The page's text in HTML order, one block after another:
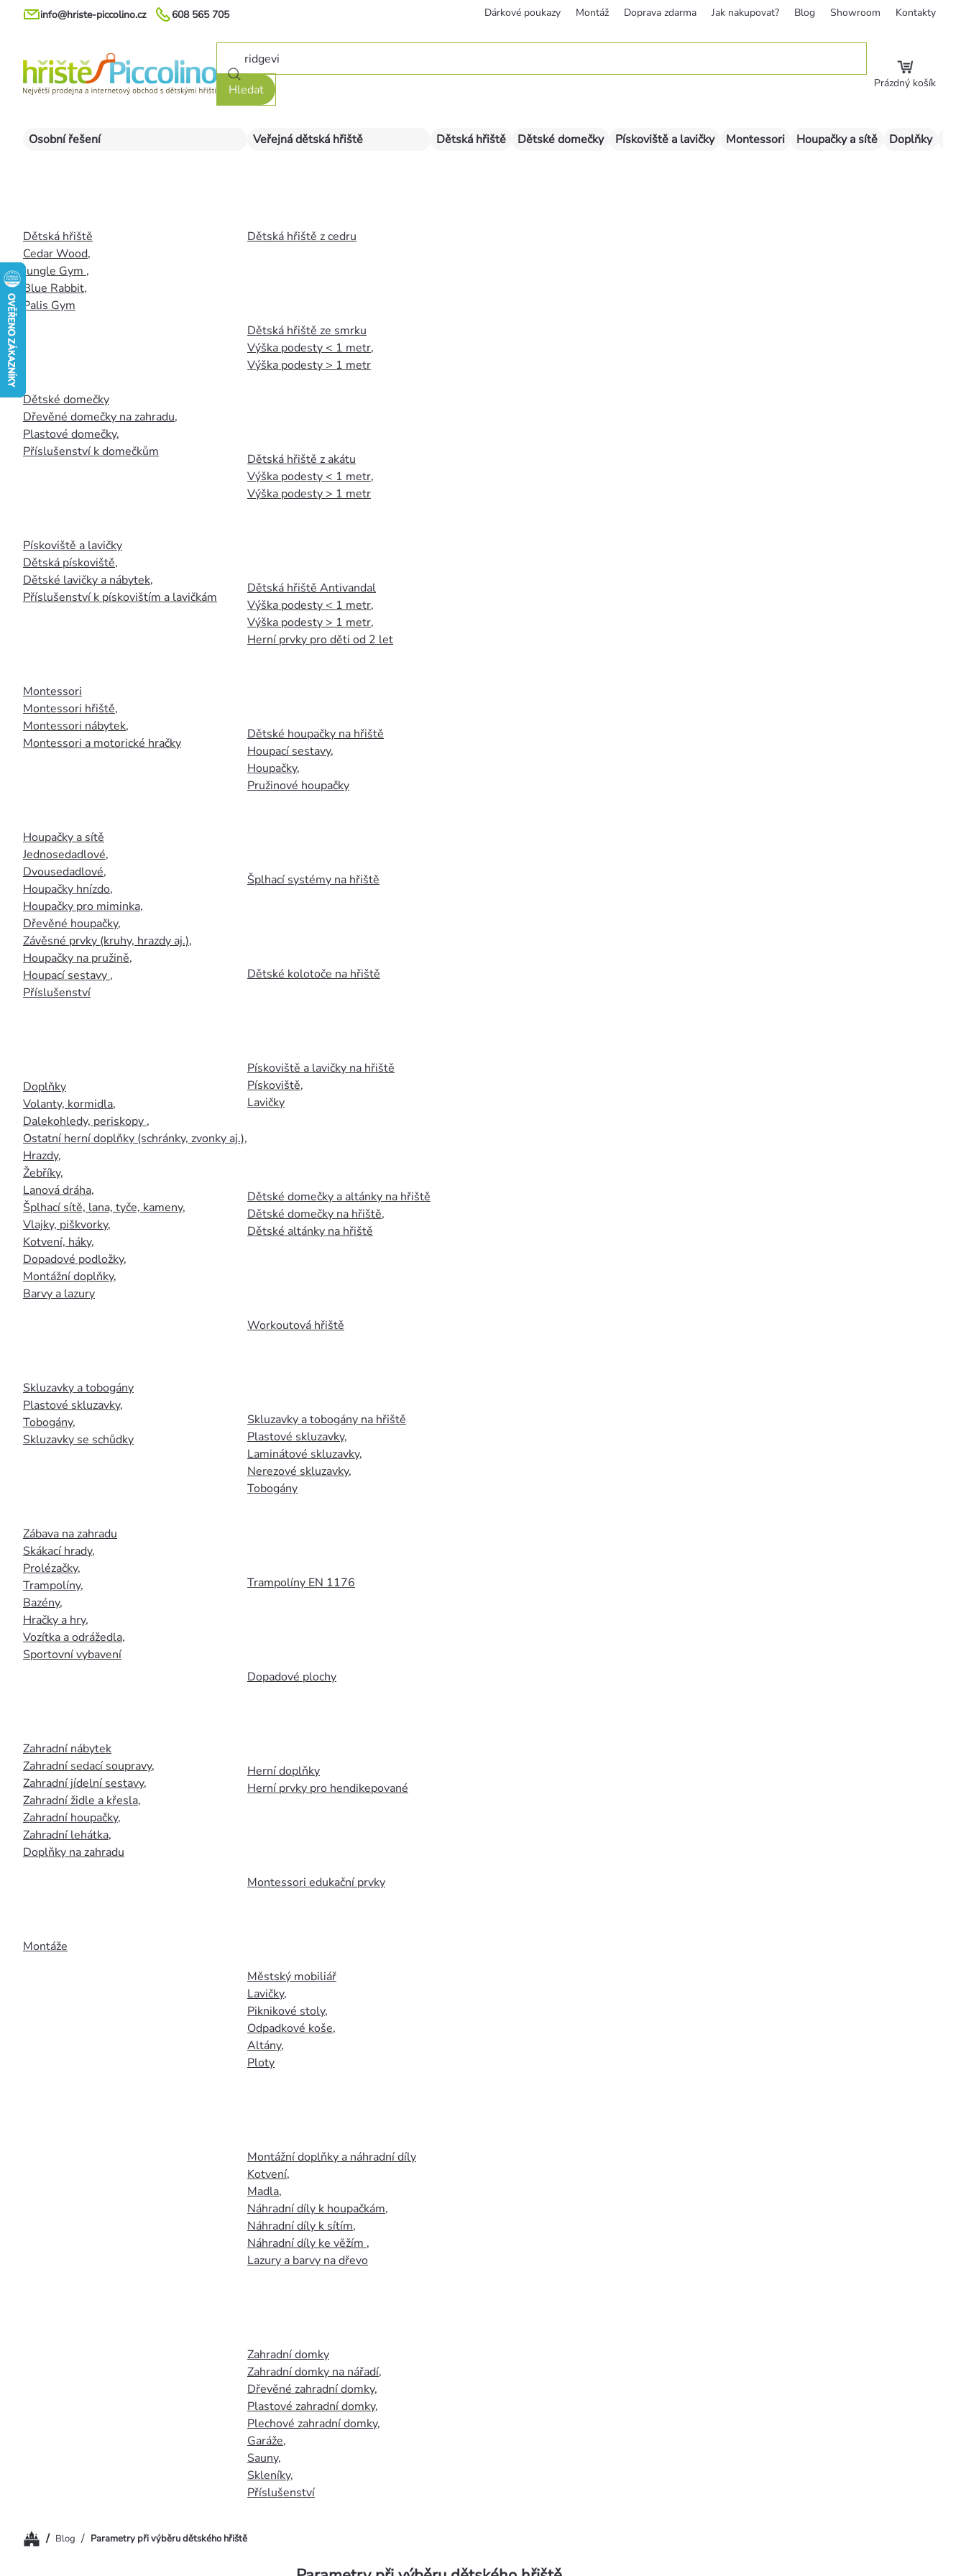
Přejít
608 565 705
info@hriste-piccolino.cz Dárkové poukazy Montáž Doprava zdarma Jak nakupovat? Blog Showroom Kontakty
Hledat Prázdný košík
Osobní řešení
Dětská hřiště
Cedar Wood,
Jungle Gym ,
Blue Rabbit,
Palis Gym
Dětské domečky
Dřevěné domečky na zahradu,
Plastové domečky,
Příslušenství k domečkům
Pískoviště a lavičky
Dětská pískoviště,
Dětské lavičky a nábytek,
Příslušenství k pískovištím a lavičkám
Montessori
Montessori hřiště,
Montessori nábytek,
Montessori a motorické hračky
Houpačky a sítě
Jednosedadlové,
Dvousedadlové,
Houpačky hnízdo,
Houpačky pro miminka,
Dřevěné houpačky,
Závěsné prvky (kruhy, hrazdy aj.),
Houpačky na pružině,
Houpací sestavy ,
Příslušenství
Doplňky
Volanty, kormidla,
Dalekohledy, periskopy ,
Ostatní herní doplňky (schránky, zvonky aj.),
Hrazdy,
Žebříky,
Lanová dráha,
Šplhací sítě, lana, tyče, kameny,
Vlajky, piškvorky,
Kotvení, háky,
Dopadové podložky,
Montážní doplňky,
Barvy a lazury
Skluzavky a tobogány
Plastové skluzavky,
Tobogány,
Skluzavky se schůdky
Zábava na zahradu
Skákací hrady,
Prolézačky,
Trampolíny,
Bazény,
Hračky a hry,
Vozítka a odrážedla,
Sportovní vybavení
Zahradní nábytek
Zahradní sedací soupravy,
Zahradní jídelní sestavy,
Zahradní židle a křesla,
Zahradní houpačky,
Zahradní lehátka,
Doplňky na zahradu
Montáže
Veřejná dětská hřiště
Dětská hřiště z cedru
Dětská hřiště ze smrku
Výška podesty < 1 metr,
Výška podesty > 1 metr
Dětská hřiště z akátu
Výška podesty < 1 metr,
Výška podesty > 1 metr
Dětská hřiště Antivandal
Výška podesty < 1 metr,
Výška podesty > 1 metr,
Herní prvky pro děti od 2 let
Dětské houpačky na hřiště
Houpací sestavy,
Houpačky,
Pružinové houpačky
Šplhací systémy na hřiště
Dětské kolotoče na hřiště
Pískoviště a lavičky na hřiště
Pískoviště,
Lavičky
Dětské domečky a altánky na hřiště
Dětské domečky na hřiště,
Dětské altánky na hřiště
Workoutová hřiště
Skluzavky a tobogány na hřiště
Plastové skluzavky,
Laminátové skluzavky,
Nerezové skluzavky,
Tobogány
Trampolíny EN 1176
Dopadové plochy
Herní doplňky
Herní prvky pro hendikepované
Montessori edukační prvky
Městský mobiliář
Lavičky,
Piknikové stoly,
Odpadkové koše,
Altány,
Ploty
Montážní doplňky a náhradní díly
Kotvení,
Madla,
Náhradní díly k houpačkám,
Náhradní díly k sítím,
Náhradní díly ke věžím ,
Lazury a barvy na dřevo
Zahradní domky
Zahradní domky na nářadí,
Dřevěné zahradní domky,
Plastové zahradní domky,
Plechové zahradní domky,
Garáže,
Sauny,
Skleníky,
Příslušenství
Dětská hřiště Dětské domečky Pískoviště a lavičky Montessori Houpačky a sítě Doplňky
Domů/ Blog / Parametry při výběru dětského hřiště